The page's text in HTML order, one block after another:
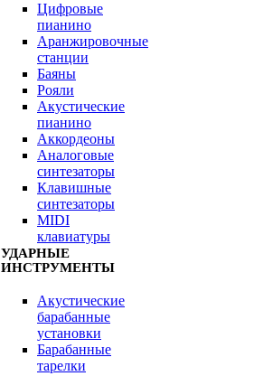
Цифровые
пианино
Аранжировочные
станции
Баяны
Рояли
Акустические
пианино
Аккордеоны
Аналоговые
синтезаторы
Клавишные
синтезаторы
MIDI
клавиатуры
УДАРНЫЕ
ИНСТРУМЕНТЫ
Акустические
барабанные
установки
Барабанные
тарелки